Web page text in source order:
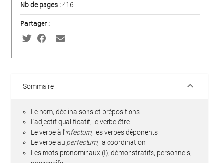
Nb de pages :416
Partager :
Sommaire keyboard_arrow_down
Le nom, déclinaisons et prépositions
L'adjectif qualificatif, le verbe être
Le verbe à l'infectum, les verbes déponents
Le verbe au perfectum, la coordination
Les mots pronominaux (I), démonstratifs, personnels,